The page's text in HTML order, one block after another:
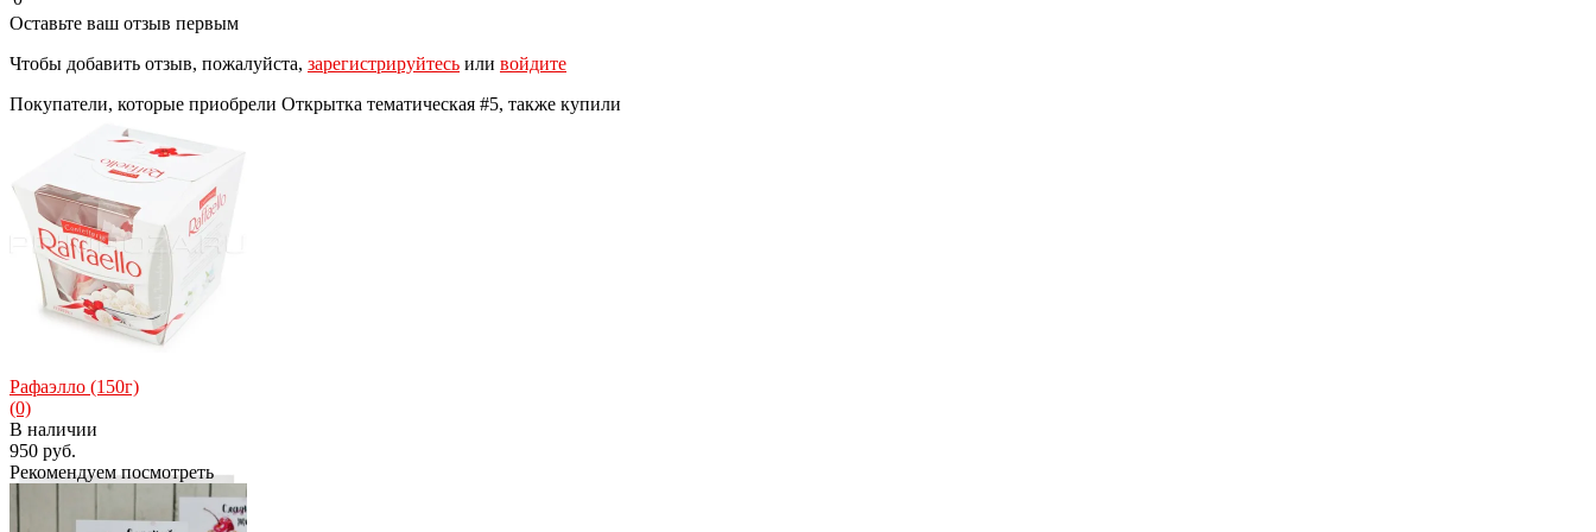
Оставьте ваш отзыв первым
Чтобы добавить отзыв, пожалуйста, зарегистрируйтесь или войдите
Покупатели, которые приобрели Открытка тематическая #5, также купили
Рафаэлло (150г)
(0)
В наличии
950 руб.
Рекомендуем посмотреть